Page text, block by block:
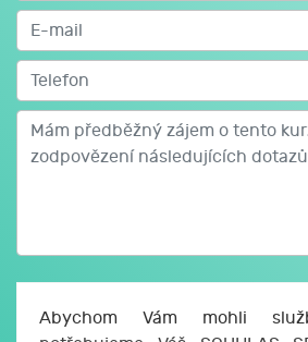
Abychom Vám mohli